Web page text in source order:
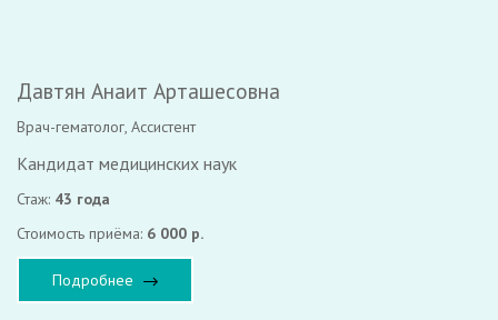
Давтян Анаит Арташесовна
Врач-гематолог, Ассистент
Кандидат медицинских наук
Стаж: 43 года
Стоимость приёма: 6 000 р.
Подробнее